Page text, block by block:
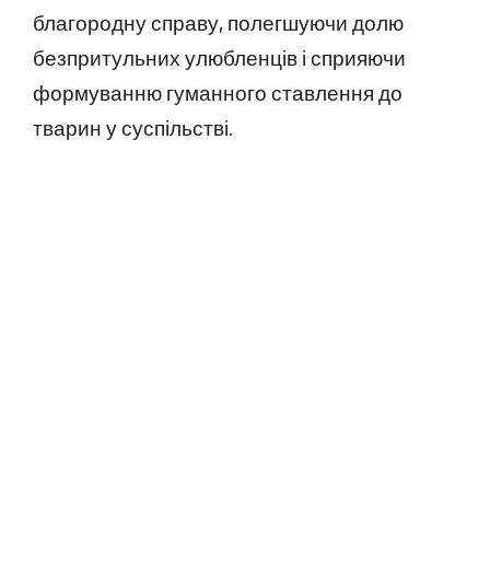
благородну справу, полегшуючи долю
безпритульних улюбленців і сприяючи
формуванню гуманного ставлення до
тварин у суспільстві.